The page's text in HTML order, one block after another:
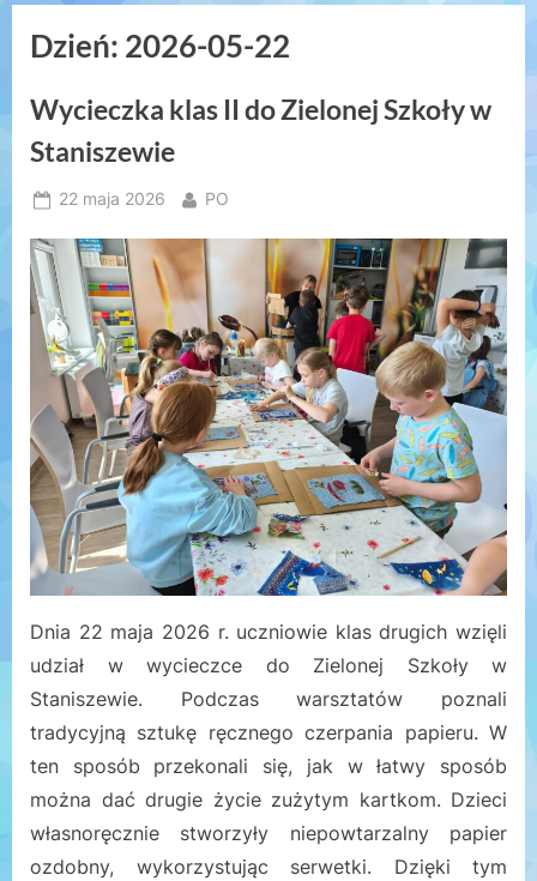
contentDzień: 2026-05-22
Wycieczka klas II do Zielonej Szkoły w
Staniszewie
Posted
22 maja 2026 By
PO
Dnia 22 maja 2026 r. uczniowie klas drugich wzięli
udział w wycieczce do Zielonej Szkoły w
Staniszewie. Podczas warsztatów poznali
tradycyjną sztukę ręcznego czerpania papieru. W
ten sposób przekonali się, jak w łatwy sposób
można dać drugie życie zużytym kartkom. Dzieci
własnoręcznie stworzyły niepowtarzalny papier
ozdobny, wykorzystując serwetki. Dzięki tym